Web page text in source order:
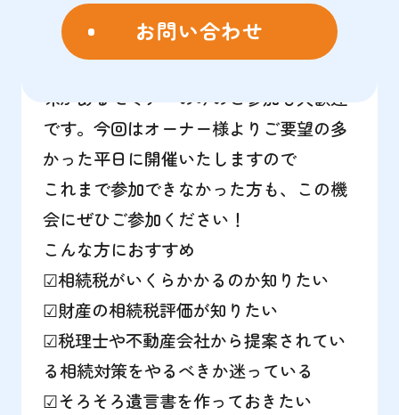
お問い合わせ
方へ、全3回にわたって基礎からわかりや
すくご説明いたします。
3回すべて参加する必要はありません。興
味があるセミナーのみのご参加も大歓迎
です。今回はオーナー様よりご要望の多
かった平日に開催いたしますので
これまで参加できなかった方も、この機
会にぜひご参加ください！
こんな方におすすめ
☑相続税がいくらかかるのか知りたい
☑財産の相続税評価が知りたい
☑税理士や不動産会社から提案されてい
る相続対策をやるべきか迷っている
☑そろそろ遺言書を作っておきたい